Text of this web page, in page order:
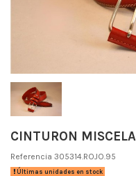
CINTURON
Referencia 305314.ROJO.95
Últimas unidades en stock